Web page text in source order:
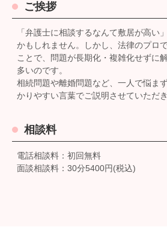
ご挨拶
「弁護士に相談するなんて敷居が高い
かもしれません。しかし、法律のプロ
ことで、問題が長期化・複雑化せずに
多いのです。
相続問題や離婚問題など、一人で悩ま
かりやすい言葉でご説明させていただき
相談料
電話相談料：初回無料
面談相談料：30分5400円(税込)